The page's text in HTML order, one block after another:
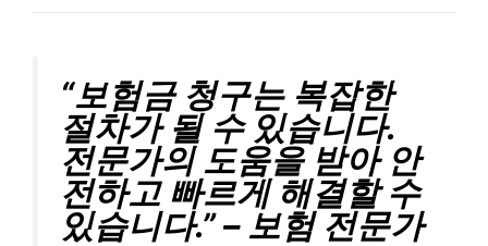
“보험금 청구는 복잡한
절차가 될 수 있습니다.
전문가의 도움을 받아 안
전하고 빠르게 해결할 수
있습니다.” – 보험 전문가